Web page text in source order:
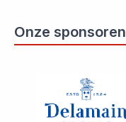
Onze sponsoren